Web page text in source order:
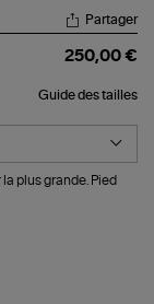
Partager
250,00 €
Guide des tailles
plus grande. Pied